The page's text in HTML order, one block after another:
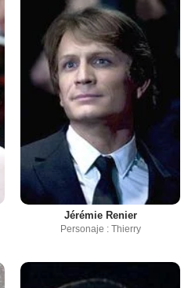
Jérémie Renier
Personaje : Thierry